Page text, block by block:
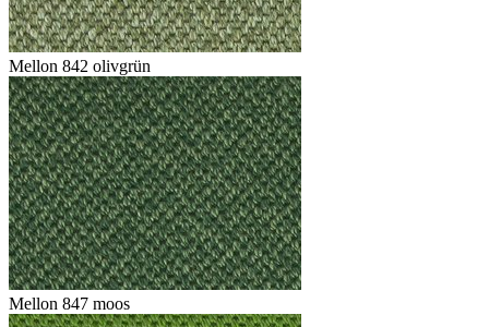
Mellon 842 olivgrün
Mellon 847 moos